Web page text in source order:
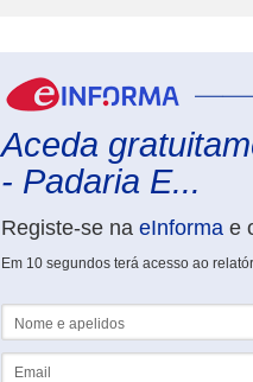
Aceda
- Padaria E...
Registe-se na eInforma e
Em 10 segundos terá acesso ao